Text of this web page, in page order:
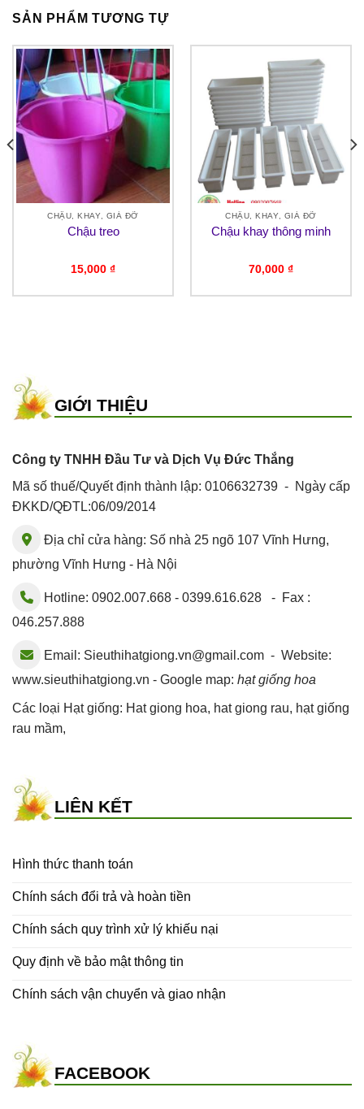
SẢN PHẨM TƯƠNG TỰ
CHẬU, KHAY, GIÁ ĐỠ
Chậu treo
15,000 ₫
CHẬU, KHAY, GIÁ ĐỠ
Chậu khay thông minh
70,000 ₫
GIỚI THIỆU
Công ty TNHH Đầu Tư và Dịch Vụ Đức Thắng
Mã số thuế/Quyết định thành lập: 0106632739 - Ngày cấp
ĐKKD/QĐTL:06/09/2014
Địa chỉ cửa hàng: Số nhà 25 ngõ 107 Vĩnh Hưng,
phường Vĩnh Hưng - Hà Nội
Hotline: 0902.007.668 - 0399.616.628 - Fax :
046.257.888
Email: Sieuthihatgiong.vn@gmail.com - Website:
www.sieuthihatgiong.vn - Google map: hạt giống hoa
Các loại Hạt giống: Hat giong hoa, hat giong rau, hạt giống
rau mầm,
LIÊN KẾT
Hình thức thanh toán
Chính sách đổi trả và hoàn tiền
Chính sách quy trình xử lý khiếu nại
Quy định về bảo mật thông tin
Chính sách vận chuyển và giao nhận
FACEBOOK